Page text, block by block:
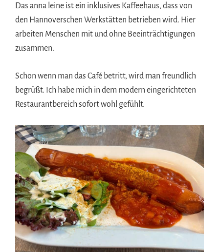
Das anna leine ist ein inklusives Kaffeehaus, dass von
den Hannoverschen Werkstätten betrieben wird. Hier
arbeiten Menschen mit und ohne Beeinträchtigungen
zusammen.
Schon wenn man das Café betritt, wird man freundlich
begrüßt. Ich habe mich in dem modern eingerichteten
Restaurantbereich sofort wohl gefühlt.